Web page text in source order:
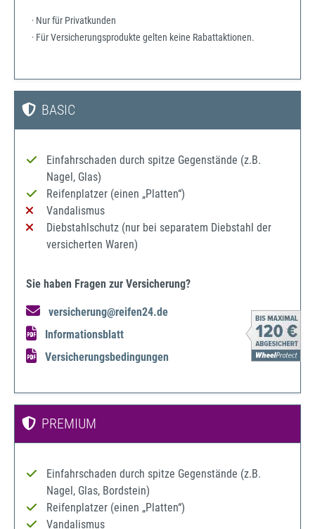
· Nur für Privatkunden
· Für Versicherungsprodukte gelten keine Rabattaktionen.
BASIC
Einfahrschaden durch spitze Gegenstände (z.B.
Nagel, Glas)
Reifenplatzer (einen „Platten“)
Vandalismus
Diebstahlschutz (nur bei separatem Diebstahl der
versicherten Waren)
Sie haben Fragen zur Versicherung?
versicherung@reifen24.de
Informationsblatt
Versicherungsbedingungen
PREMIUM
Einfahrschaden durch spitze Gegenstände (z.B.
Nagel, Glas, Bordstein)
Reifenplatzer (einen „Platten“)
Vandalismus